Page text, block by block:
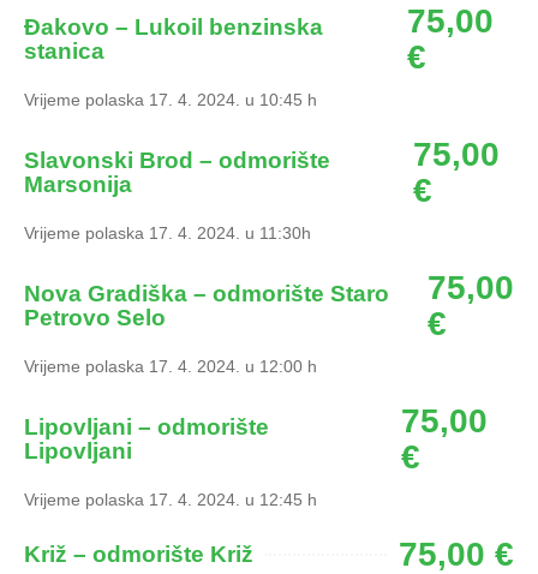
Đakovo – Lukoil benzinska
stanica
75,00
€
Vrijeme polaska 17. 4. 2024. u 10:45 h
Slavonski Brod – odmorište
Marsonija
75,00
€
Vrijeme polaska 17. 4. 2024. u 11:30h
Nova Gradiška – odmorište Staro
Petrovo Selo
75,00
€
Vrijeme polaska 17. 4. 2024. u 12:00 h
Lipovljani – odmorište
Lipovljani
75,00
€
Vrijeme polaska 17. 4. 2024. u 12:45 h
Križ – odmorište Križ 75,00 €